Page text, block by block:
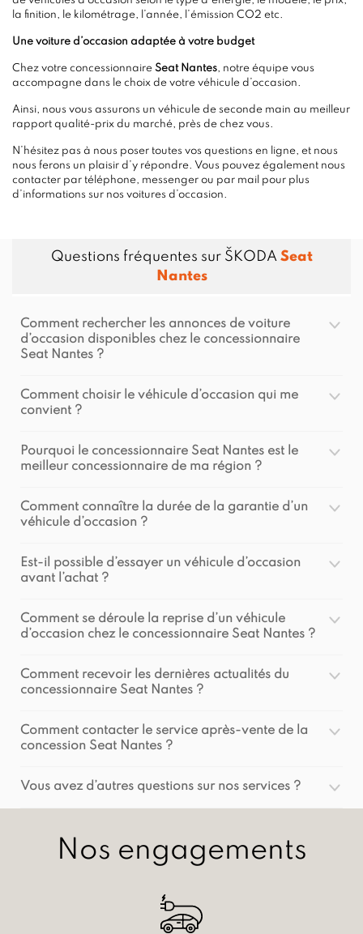
la finition, le kilométrage, l’année, l’émission CO2 etc.
Une voiture d’occasion adaptée à votre budget
Chez votre concessionnaire Seat Nantes, notre équipe vous
accompagne dans le choix de votre véhicule d’occasion.
Ainsi, nous vous assurons un véhicule de seconde main au meilleur
rapport qualité-prix du marché, près de chez vous.
N’hésitez pas à nous poser toutes vos questions en ligne, et nous
nous ferons un plaisir d’y répondre. Vous pouvez également nous
contacter par téléphone, messenger ou par mail pour plus
d’informations sur nos voitures d’occasion.
Questions fréquentes sur ŠKODA Seat
Nantes
Comment rechercher les annonces de voiture
d’occasion disponibles chez le concessionnaire
Seat Nantes ?
Comment choisir le véhicule d’occasion qui me
convient ?
Pourquoi le concessionnaire Seat Nantes est le
meilleur concessionnaire de ma région ?
Comment connaître la durée de la garantie d’un
véhicule d’occasion ?
Est-il possible d’essayer un véhicule d’occasion
avant l’achat ?
Comment se déroule la reprise d’un véhicule
d’occasion chez le concessionnaire Seat Nantes ?
Comment recevoir les dernières actualités du
concessionnaire Seat Nantes ?
Comment contacter le service après-vente de la
concession Seat Nantes ?
Vous avez d’autres questions sur nos services ?
Nos engagements